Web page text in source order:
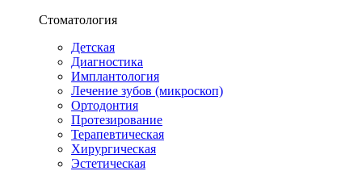
Стоматология
Детская
Диагностика
Имплантология
Лечение зубов (микроскоп)
Ортодонтия
Протезирование
Терапевтическая
Хирургическая
Эстетическая